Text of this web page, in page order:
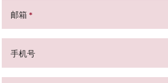
邮箱 *
手机号